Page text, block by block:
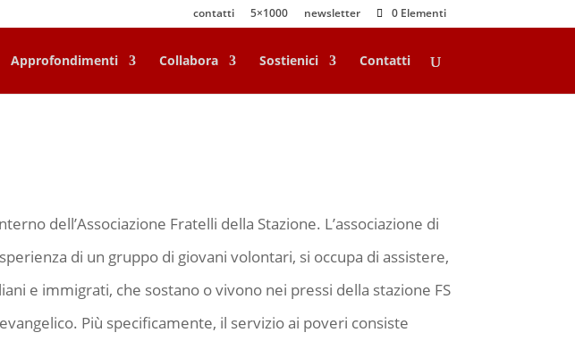
contatti 5×1000 newsletter 0 Elementi
Approfondimenti Collabora Sostienici Contatti
dell’Associazione Fratelli della Stazione. L’associazione di
di un gruppo di giovani volontari, si occupa di assistere,
e immigrati, che sostano o vivono nei pressi della stazione FS
Più specificamente, il servizio ai poveri consiste